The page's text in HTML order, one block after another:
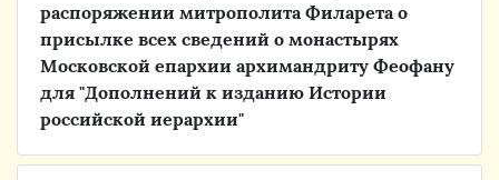
распоряжении митрополита Филарета о
присылке всех сведений о монастырях
Московской епархии архимандриту Феофану
для "Дополнений к изданию Истории
российской иерархии"